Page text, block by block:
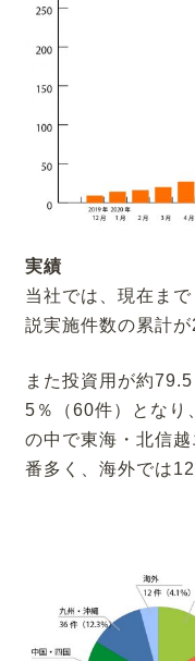
実績
当社では、現在ま
説実施件数の累計
また投資用が約
5％（60件）となり
の中で東海・北信
番多く、海外では